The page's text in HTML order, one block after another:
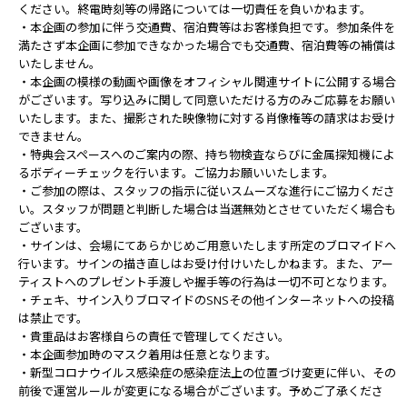
ください。終電時刻等の帰路については一切責任を負いかねます。
・本企画の参加に伴う交通費、宿泊費等はお客様負担です。参加条件を
満たさず本企画に参加できなかった場合でも交通費、宿泊費等の補償は
いたしません。
・本企画の模様の動画や画像をオフィシャル関連サイトに公開する場合
がございます。写り込みに関して同意いただける方のみご応募をお願い
いたします。また、撮影された映像物に対する肖像権等の請求はお受け
できません。
・特典会スペースへのご案内の際、持ち物検査ならびに金属探知機によ
るボディーチェックを行います。ご協力お願いいたします。
・ご参加の際は、スタッフの指示に従いスムーズな進行にご協力くださ
い。スタッフが問題と判断した場合は当選無効とさせていただく場合も
ございます。
・サインは、会場にてあらかじめご用意いたします所定のブロマイドへ
行います。サインの描き直しはお受け付けいたしかねます。また、アー
ティストへのプレゼント手渡しや握手等の行為は一切不可となります。
・チェキ、サイン入りブロマイドのSNSその他インターネットへの投稿
は禁止です。
・貴重品はお客様自らの責任で管理してください｡
・本企画参加時のマスク着用は任意となります。
・新型コロナウイルス感染症の感染症法上の位置づけ変更に伴い、その
前後で運営ルールが変更になる場合がございます。予めご了承くださ